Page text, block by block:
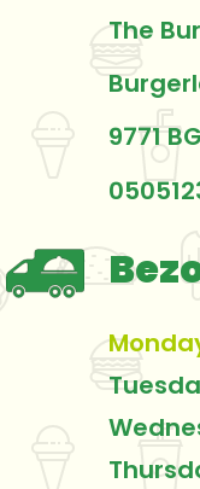
The
9771